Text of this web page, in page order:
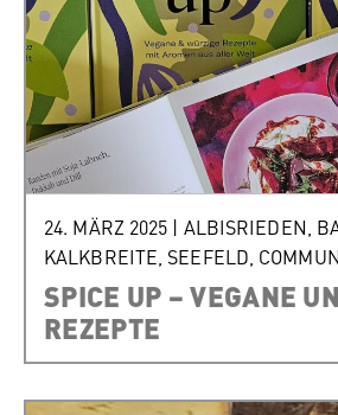
24. MÄRZ 2025 | ALBISRIEDEN
KALKBREITE SEEFELD
SPICE UP – VEGANE
REZEPTE